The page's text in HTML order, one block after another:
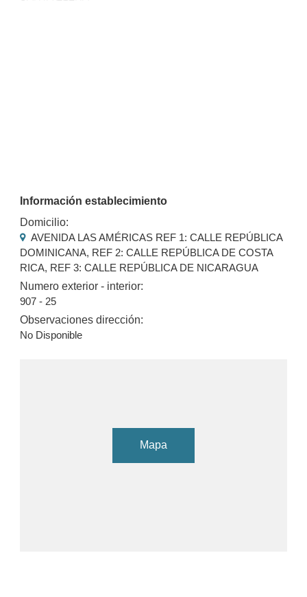
Información establecimiento
Domicilio:
AVENIDA LAS AMÉRICAS REF 1: CALLE REPÚBLICA
DOMINICANA, REF 2: CALLE REPÚBLICA DE COSTA
RICA, REF 3: CALLE REPÚBLICA DE NICARAGUA
Numero exterior - interior:
907 - 25
Observaciones dirección:
No Disponible
Mapa